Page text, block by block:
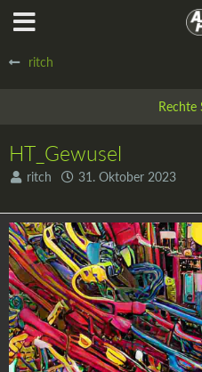
ritch
HT_Gewusel
ritch 31. Oktober 2023